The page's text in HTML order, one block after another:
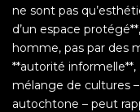
ne sont pas
d’un espace
homme, pas par des
**autorité
mélange de cultures
autochtone – peut